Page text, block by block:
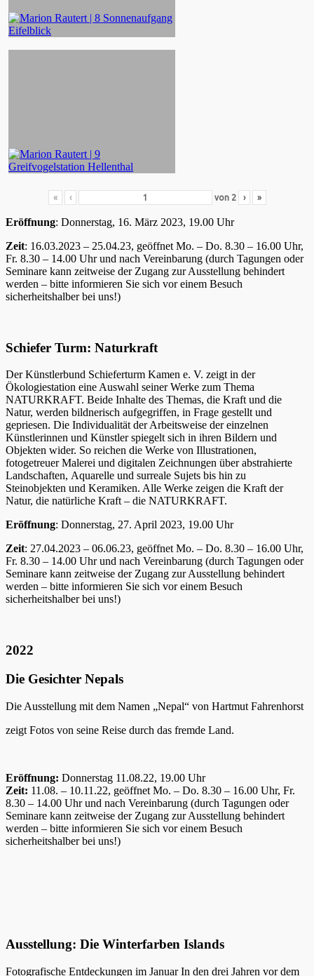
« ‹ von 2 › »
Eröffnung: Donnerstag, 16. März 2023, 19.00 Uhr
Zeit: 16.03.2023 – 25.04.23, geöffnet Mo. – Do. 8.30 – 16.00 Uhr,
Fr. 8.30 – 14.00 Uhr und nach Vereinbarung (durch Tagungen oder
Seminare kann zeitweise der Zugang zur Ausstellung behindert
werden – bitte informieren Sie sich vor einem Besuch
sicherheitshalber bei uns!)
Schiefer Turm: Naturkraft
Der Künstlerbund Schieferturm Kamen e. V. zeigt in der
Ökologiestation eine Auswahl seiner Werke zum Thema
NATURKRAFT. Beide Inhalte des Themas, die Kraft und die
Natur, werden bildnerisch aufgegriffen, in Frage gestellt und
gepriesen. Die Individualität der Arbeitsweise der einzelnen
Künstlerinnen und Künstler spiegelt sich in ihren Bildern und
Objekten wider. So reichen die Werke von Illustrationen,
fotogetreuer Malerei und digitalen Zeichnungen über abstrahierte
Landschaften, Aquarelle und surreale Sujets bis hin zu
Steinobjekten und Keramiken. Alle Werke zeigen die Kraft der
Natur, die natürliche Kraft – die NATURKRAFT.
Eröffnung: Donnerstag, 27. April 2023, 19.00 Uhr
Zeit: 27.04.2023 – 06.06.23, geöffnet Mo. – Do. 8.30 – 16.00 Uhr,
Fr. 8.30 – 14.00 Uhr und nach Vereinbarung (durch Tagungen oder
Seminare kann zeitweise der Zugang zur Ausstellung behindert
werden – bitte informieren Sie sich vor einem Besuch
sicherheitshalber bei uns!)
2022
Die Gesichter Nepals
Die Ausstellung mit dem Namen „Nepal“ von Hartmut Fahrenhorst
zeigt Fotos von seine Reise durch das fremde Land.
Eröffnung: Donnerstag 11.08.22, 19.00 Uhr
Zeit: 11.08. – 10.11.22, geöffnet Mo. – Do. 8.30 – 16.00 Uhr, Fr.
8.30 – 14.00 Uhr und nach Vereinbarung (durch Tagungen oder
Seminare kann zeitweise der Zugang zur Ausstellung behindert
werden – bitte informieren Sie sich vor einem Besuch
sicherheitshalber bei uns!)
Ausstellung: Die Winterfarben Islands
Fotografische Entdeckungen im Januar In den drei Jahren vor dem